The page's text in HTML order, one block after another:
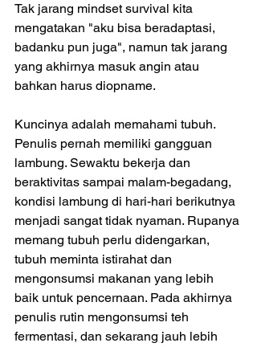
Tak jarang mindset survival kita
mengatakan "aku bisa beradaptasi,
badanku pun juga", namun tak jarang
yang akhirnya masuk angin atau
bahkan harus diopname.
Kuncinya adalah memahami tubuh.
Penulis pernah memiliki gangguan
lambung. Sewaktu bekerja dan
beraktivitas sampai malam-begadang,
kondisi lambung di hari-hari berikutnya
menjadi sangat tidak nyaman. Rupanya
memang tubuh perlu didengarkan,
tubuh meminta istirahat dan
mengonsumsi makanan yang lebih
baik untuk pencernaan. Pada akhirnya
penulis rutin mengonsumsi teh
fermentasi, dan sekarang jauh lebih